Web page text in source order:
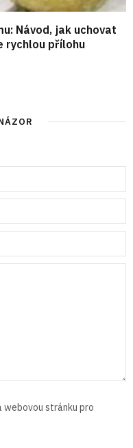
Návod, jak uchovat
rychlou přílohu
webovou stránku pro